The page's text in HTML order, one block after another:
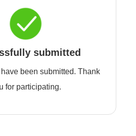
submitted
been submitted. Thank
for participating.